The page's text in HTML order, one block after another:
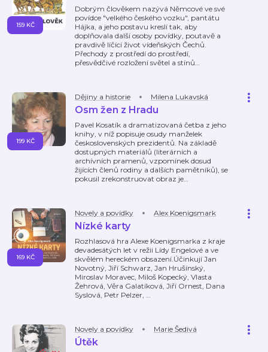
Dobrým člověkem nazývá Němcové ve své
povídce "velkého českého vozku", pantátu
Hájka, a jeho postavu kreslí tak, aby
doplňovala další osoby povídky, poutavě a
pravdivě líčící život vídeňských Čechů.
Přechody z prostředí do prostředí,
přesvědčivé rozložení světel a stínů…
159 KČ
Dějiny a historie Milena Lukavská
Osm žen z Hradu
Pavel Kosatík a dramatizovaná četba z jeho
knihy, v níž popisuje osudy manželek
československých prezidentů. Na základě
dostupných materiálů (literárních a
archívních pramenů, vzpomínek dosud
žijících členů rodiny a dalších pamětníků), se
pokusil zrekonstruovat obraz je…
199 KČ
Novely a povídky Alex Koenigsmark
Nízké karty
Rozhlasová hra Alexe Koenigsmarka z kraje
devadesátých let v režii Lídy Engelové a ve
skvělém hereckém obsazení.Účinkují Jan
Novotný, Jiří Schwarz, Jan Hrušínský,
Miroslav Moravec, Miloš Kopecký, Vlasta
Žehrová, Věra Galatíková, Jiří Ornest, Dana
Syslová, Petr Pelzer, …
169 KČ
Novely a povídky Marie Šedivá
Útěk